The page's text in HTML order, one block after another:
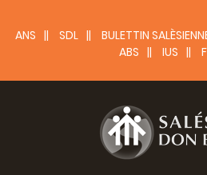
l’amour inconditionné de Dieu…
souligné le Recteur Majeur.
« Dans la famille tous ont le droit
P. Ángel Fernánez Artime
ANS SDL BULETTIN
ABS
IUS